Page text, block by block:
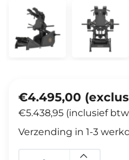
€4.495,00
€5.438,95 (inclusief
Verzending in 1-3